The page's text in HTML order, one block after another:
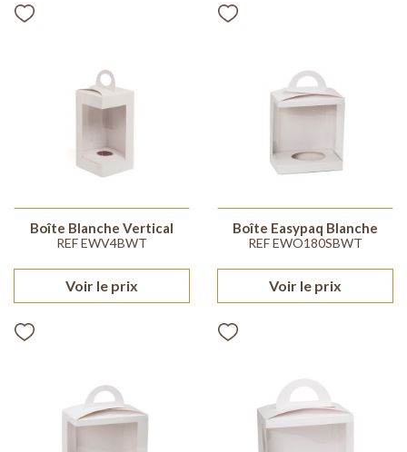
Boîte Blanche Vertical
REF EWV4BWT
Voir le prix
Boîte Easypaq Blanche
REF EWO180SBWT
Voir le prix